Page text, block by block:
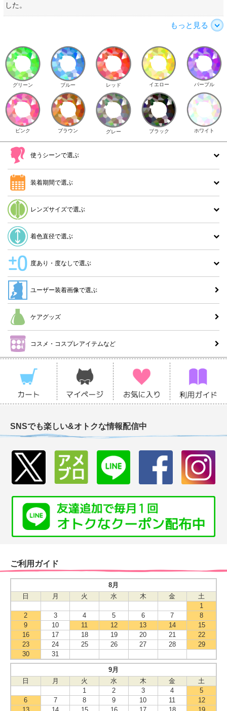
した。
もっと見る
グリーン ブルー レッド イエロー パープル
ピンク ブラウン グレー ブラック ホワイト
使うシーンで選ぶ
装着期間で選ぶ
レンズサイズで選ぶ
着色直径で選ぶ
度あり・度なしで選ぶ
ユーザー装着画像で選ぶ
ケアグッズ
コスメ・コスプレアイテムなど
SNSでも楽しい&オトクな情報配信中
ご利用ガイド
8月
日
月 火 水 木 金
土
1
2
3 4 5 6 7
8
9
10 11 12 13 14
15
16
17 18 19 20 21
22
23
24 25 26 27 28
29
30
31
9月
日
月 火 水 木 金
土
1
2 3 4
5
6
7 8 9 10 11
12